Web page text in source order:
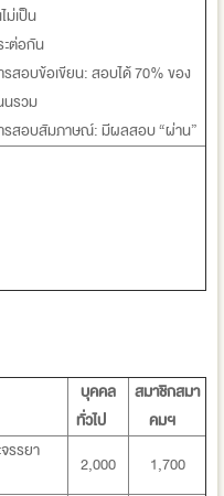
ม่เป็น
ต่อกัน
สอบข้อเขียน: สอบได้ 70% ของ
นรวม
รสอบสัมภาษณ์: มีผลสอบ “ผ่าน”
บุคคล
ทั่วไป
สมาชิกสมา
คมฯ
รรยา
2,000
1,700